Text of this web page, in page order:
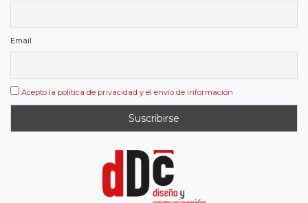
Email
Acepto la política de privacidad y el envío de información